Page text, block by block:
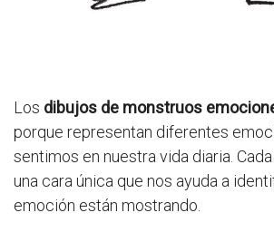
Los dibujos de monstruos
porque representan diferentes
sentimos en nuestra vida diaria.
una cara única que nos ayuda a
emoción están mostrando.